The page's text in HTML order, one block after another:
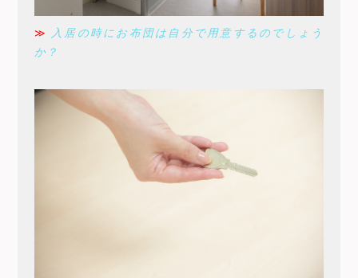
≫
入居の時にお布団は自分で用意するのでしょう
か？